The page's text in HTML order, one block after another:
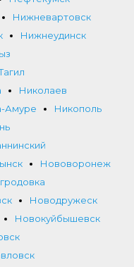
Нижневартовск
Нижнеудинск
Николаев
Амуре
Никополь
Нововоронеж
Новодружеск
Новокуйбышевск